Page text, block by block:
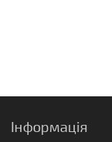
Інформація